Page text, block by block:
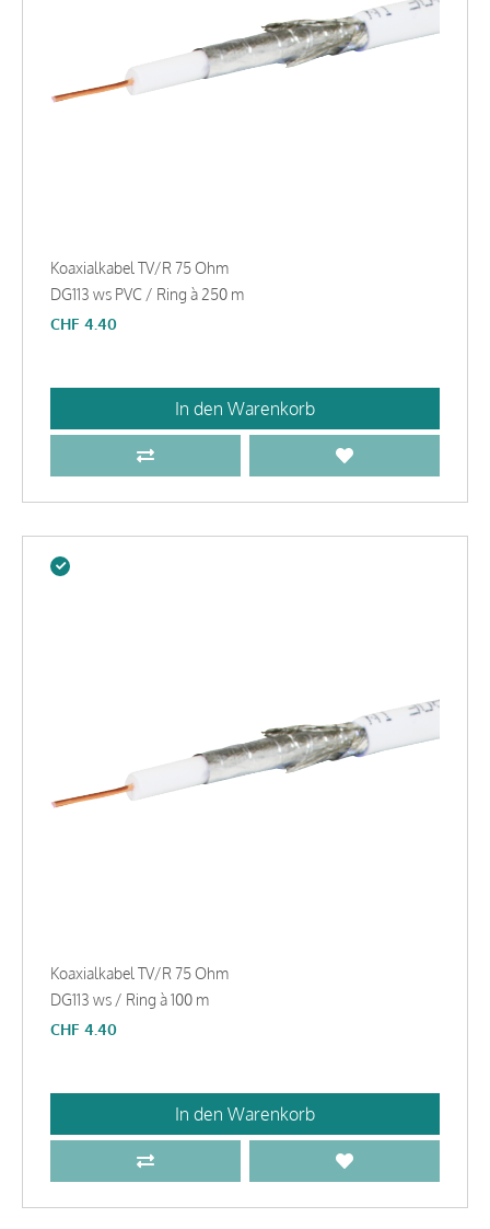
Koaxialkabel TV/R 75 Ohm
DG113 ws PVC / Ring à 250 m
CHF 4.40
In den Warenkorb
Koaxialkabel TV/R 75 Ohm
DG113 ws / Ring à 100 m
CHF 4.40
In den Warenkorb